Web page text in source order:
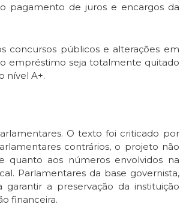
pagamento de juros e encargos da
concursos públicos e alterações em
empréstimo seja totalmente quitado
nível A+.
O texto foi criticado por
contrários, o projeto não
quanto aos números envolvidos na
Parlamentares da base governista,
a preservação da instituição
financeira.